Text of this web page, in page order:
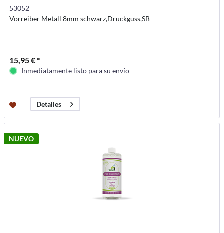
53052
Vorreiber Metall 8mm schwarz,Druckguss,SB
15,95 € *
Inmediatamente listo para su envío
Detalles
NUEVO